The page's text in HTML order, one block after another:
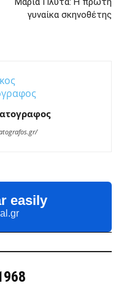
γυναίκα σκηνοθέτης
easily